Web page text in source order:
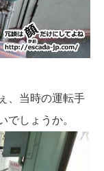
、当時の運転手
でしょうか。